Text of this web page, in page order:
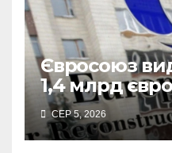
Євросоюз
1,4 млрд євро
СЕР 5, 2026